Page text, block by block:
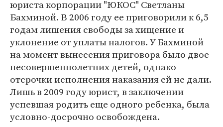
юриста корпорации "ЮКОС" Светланы
Бахминой. В 2006 году ее приговорили к 6,5
годам лишения свободы за хищение и
уклонение от уплаты налогов. У Бахминой
на момент вынесения приговора было двое
несовершеннолетних детей, однако
отсрочки исполнения наказания ей не дали.
Лишь в 2009 году юрист, в заключении
успевшая родить еще одного ребенка, была
условно-досрочно освобождена.